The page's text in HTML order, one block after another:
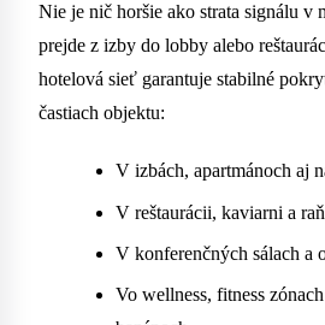
Nie je nič horšie ako strata signálu v
prejde z izby do lobby alebo
hotelová sieť garantuje stabilné
častiach objektu:
V izbách, apartmánoch aj
V reštaurácii, kaviarni a
V konferenčných sálach a
Vo wellness, fitness